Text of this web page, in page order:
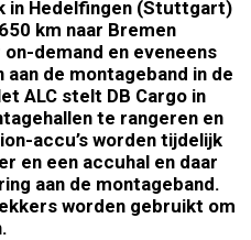
in Hedelfingen (Stuttgart)
km naar Bremen
demand en eveneens
de montageband in de
ALC stelt DB Cargo in
te rangeren en
accu’s worden tijdelijk
en een accuhal en daar
aan de montageband.
worden gebruikt om